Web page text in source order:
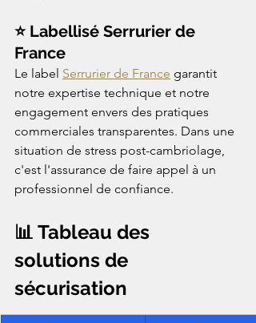
⭐ Labellisé Serrurier de
France
Le label Serrurier de France garantit
notre expertise technique et notre
engagement envers des pratiques
commerciales transparentes. Dans une
situation de stress post-cambriolage,
c'est l'assurance de faire appel à un
professionnel de confiance.
📊 Tableau des
solutions de
sécurisation